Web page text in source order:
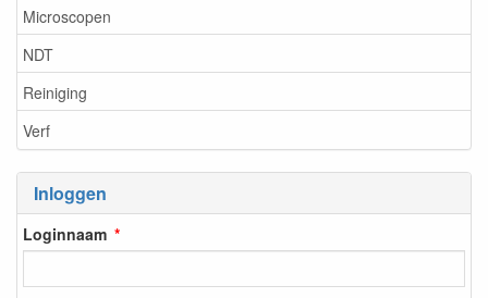
Microscopen
NDT
Reiniging
Verf
Inloggen
Loginnaam